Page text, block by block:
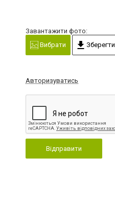
Завантажити фото:
Вибрати
Зберегти
Авторизуватись
Відправити